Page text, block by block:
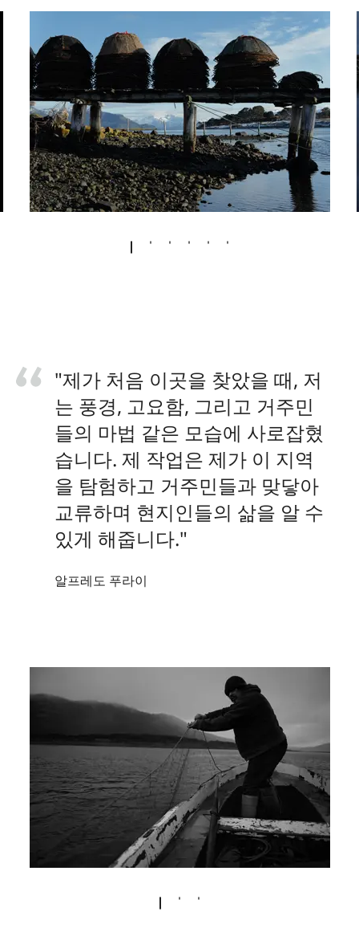
"제가 처음 이곳을 찾았을 때, 저
는 풍경, 고요함, 그리고 거주민
들의 마법 같은 모습에 사로잡혔
습니다. 제 작업은 제가 이 지역
을 탐험하고 거주민들과 맞닿아
교류하며 현지인들의 삶을 알 수
있게 해줍니다."
알프레도 푸라이